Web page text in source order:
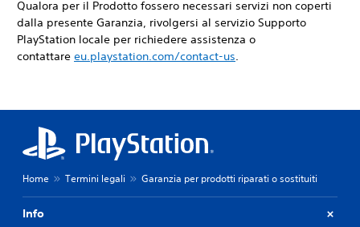
Qualora per il Prodotto fossero necessari servizi non coperti
dalla presente Garanzia, rivolgersi al servizio Supporto
PlayStation locale per richiedere assistenza o
contattare eu.playstation.com/contact-us.
Home Termini legali Garanzia per prodotti riparati o sostituiti
Info